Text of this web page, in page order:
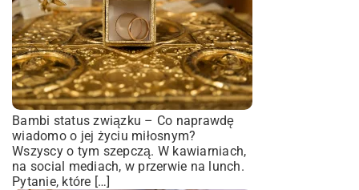
Bambi status związku – Co naprawdę
wiadomo o jej życiu miłosnym?
Wszyscy o tym szepczą. W kawiarniach,
na social mediach, w przerwie na lunch.
Pytanie, które […]